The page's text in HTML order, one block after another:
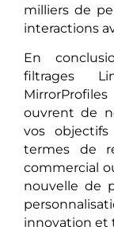
milliers de
interactions
En
filtrages
ouvrent de
vos
termes de
commercial
nouvelle de
innovation et